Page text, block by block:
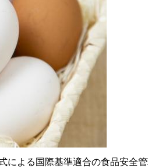
による国際基準適合の食品安全